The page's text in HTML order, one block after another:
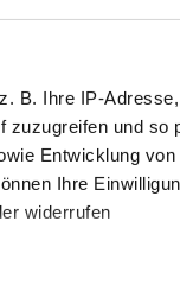
B. Ihre IP-
und so
Entwicklung
Ihre
widerrufen
meinem